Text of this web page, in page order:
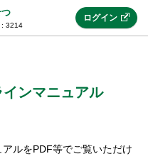
: 3214
ンク)
ログイン
ンマニュアル
ルをPDF等でご覧いただけ